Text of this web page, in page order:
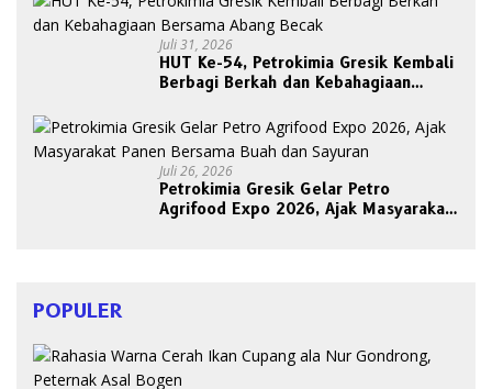
Juli 31, 2026
HUT Ke-54, Petrokimia Gresik Kembali
Berbagi Berkah dan Kebahagiaan
Juli 26, 2026
Petrokimia Gresik Gelar Petro
Agrifood Expo 2026, Ajak Masyarakat
POPULER